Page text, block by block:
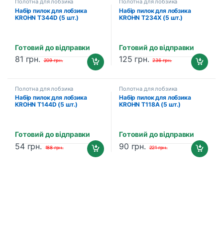
Полотна для лобзика
Набір пилок для лобзика
KROHN T344D (5 шт.)
Готовий до відправки
81 грн. 209грн.
Полотна для лобзика
Набір пилок для лобзика
KROHN T234X (5 шт.)
Готовий до відправки
125 грн. 236грн.
Полотна для лобзика
Набір пилок для лобзика
KROHN T144D (5 шт.)
Готовий до відправки
54 грн. 188грн.
Полотна для лобзика
Набір пилок для лобзика
KROHN T118A (5 шт.)
Готовий до відправки
90 грн. 221грн.